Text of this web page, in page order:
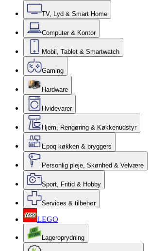
TV, Lyd & Smart Home
Computer & Kontor
Mobil, Tablet & Smartwatch
Gaming
Hardware
Hvidevarer
Hjem, Rengøring & Køkkenudstyr
Epoq køkken & bryggers
Personlig pleje, Skønhed & Velvære
Sport, Fritid & Hobby
Services & tilbehør
LEGO
Lageroprydning